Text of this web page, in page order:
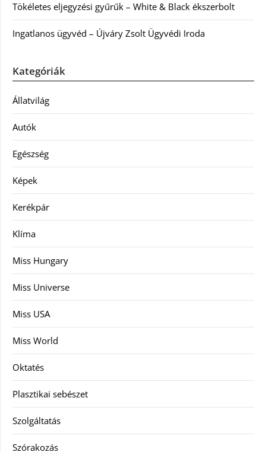
Tökéletes eljegyzési gyűrűk – White & Black ékszerbolt
Ingatlanos ügyvéd – Újváry Zsolt Ügyvédi Iroda
Kategóriák
Állatvilág
Autók
Egészség
Képek
Kerékpár
Klíma
Miss Hungary
Miss Universe
Miss USA
Miss World
Oktatés
Plasztikai sebészet
Szolgáltatás
Szórakozás